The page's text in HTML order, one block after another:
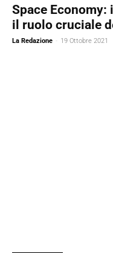
Space Economy:
il ruolo cruciale
La Redazione - 19 Ottobre 2021